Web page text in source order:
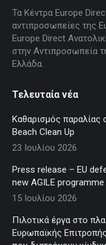
windowwindowwindowwindow
Τα Κέντρα Europe
αντιπροσωπείες της
Europe Direct
στην Αντιπροσωπεία
Ελλάδα.
Τελευταία νέα
Καθαρισμός παραλίας
Beach Clean Up
23 Ιουλίου 2026
Press release – EU
new AGILE programme
15 Ιουλίου 2026
Πιλοτικά έργα στο
Ευρωπαϊκής